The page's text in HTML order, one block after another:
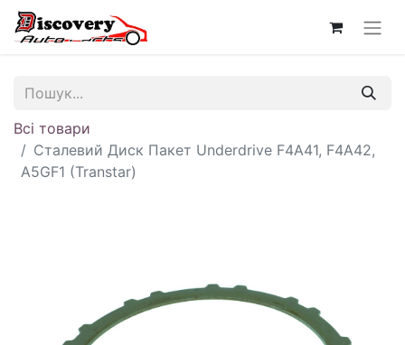
Всі товари
Сталевий Диск Пакет Underdrive F4A41, F4A42,
A5GF1 (Transtar)